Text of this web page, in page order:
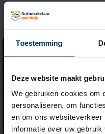
Toestemming
Deze website maakt
We gebruiken cookies om
personaliseren, om
en om ons
informatie over uw